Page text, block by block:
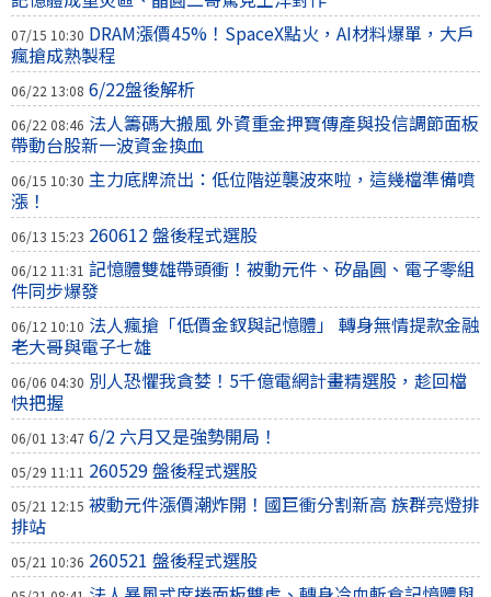
07/15 10:30 DRAM漲價45%！SpaceX點火，AI材料爆單，大戶
瘋搶成熟製程
06/22 13:08 6/22盤後解析
06/22 08:46 法人籌碼大搬風 外資重金押寶傳產與投信調節面板
帶動台股新一波資金換血
06/15 10:30 主力底牌流出：低位階逆襲波來啦，這幾檔準備噴
漲！
06/13 15:23 260612 盤後程式選股
06/12 11:31 記憶體雙雄帶頭衝！被動元件、矽晶圓、電子零組
件同步爆發
06/12 10:10 法人瘋搶「低價金釵與記憶體」 轉身無情提款金融
老大哥與電子七雄
06/06 04:30 別人恐懼我貪婪！5千億電網計畫精選股，趁回檔
快把握
06/01 13:47 6/2 六月又是強勢開局！
05/29 11:11 260529 盤後程式選股
05/21 12:15 被動元件漲價潮炸開！國巨衝分割新高 族群亮燈排
排站
05/21 10:36 260521 盤後程式選股